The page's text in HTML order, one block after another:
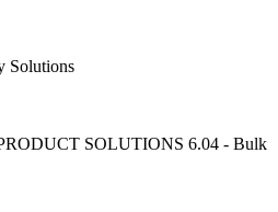
Solutions
SOLUTIONS 6.04 - Bulk